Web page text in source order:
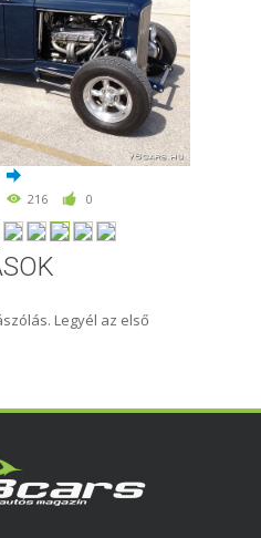
216 0
Legyél az első